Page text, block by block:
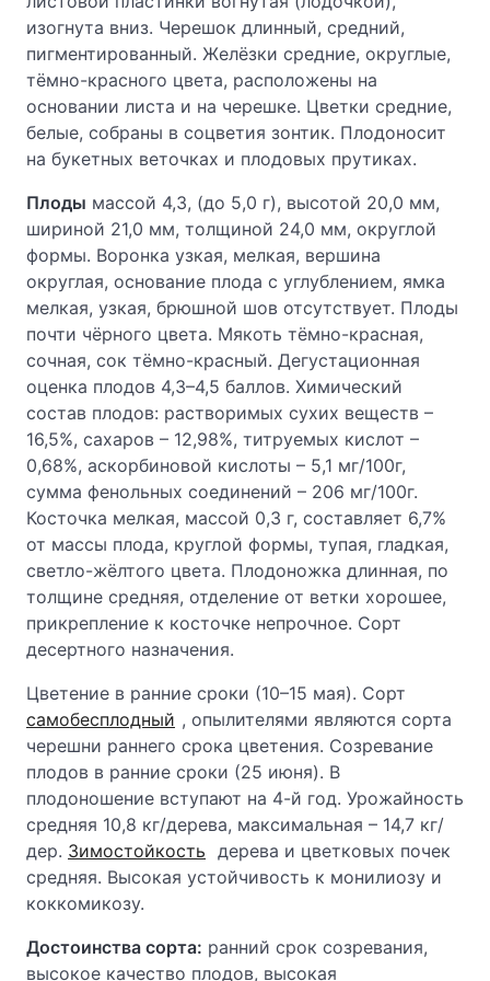
изогнута вниз. Черешок длинный, средний,
пигментированный. Желёзки средние, округлые,
тёмно-красного цвета, расположены на
основании листа и на черешке. Цветки средние,
белые, собраны в соцветия зонтик. Плодоносит
на букетных веточках и плодовых прутиках.
Плоды массой 4,3, (до 5,0 г), высотой 20,0 мм,
шириной 21,0 мм, толщиной 24,0 мм, округлой
формы. Воронка узкая, мелкая, вершина
округлая, основание плода с углублением, ямка
мелкая, узкая, брюшной шов отсутствует. Плоды
почти чёрного цвета. Мякоть тёмно-красная,
сочная, сок тёмно-красный. Дегустационная
оценка плодов 4,3–4,5 баллов. Химический
состав плодов: растворимых сухих веществ –
16,5%, сахаров – 12,98%, титруемых кислот –
0,68%, аскорбиновой кислоты – 5,1 мг/100г,
сумма фенольных соединений – 206 мг/100г.
Косточка мелкая, массой 0,3 г, составляет 6,7%
от массы плода, круглой формы, тупая, гладкая,
светло-жёлтого цвета. Плодоножка длинная, по
толщине средняя, отделение от ветки хорошее,
прикрепление к косточке непрочное. Сорт
десертного назначения.
Цветение в ранние сроки (10–15 мая). Сорт
самобесплодный , опылителями являются сорта
черешни раннего срока цветения. Созревание
плодов в ранние сроки (25 июня). В
плодоношение вступают на 4-й год. Урожайность
средняя 10,8 кг/дерева, максимальная – 14,7 кг/
дер. Зимостойкость дерева и цветковых почек
средняя. Высокая устойчивость к монилиозу и
коккомикозу.
Достоинства сорта: ранний срок созревания,
высокое качество плодов, высокая